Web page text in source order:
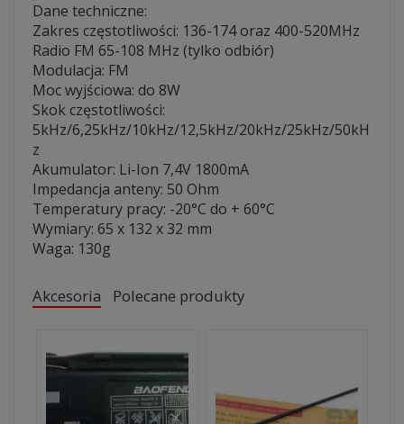
Dane techniczne:
Zakres częstotliwości: 136-174 oraz 400-520MHz
Radio FM 65-108 MHz (tylko odbiór)
Modulacja: FM
Moc wyjściowa: do 8W
Skok częstotliwości:
5kHz/6,25kHz/10kHz/12,5kHz/20kHz/25kHz/50kH
z
Akumulator: Li-Ion 7,4V 1800mA
Impedancja anteny: 50 Ohm
Temperatury pracy: -20°C do + 60°C
Wymiary: 65 x 132 x 32 mm
Waga: 130g
Akcesoria Polecane produkty